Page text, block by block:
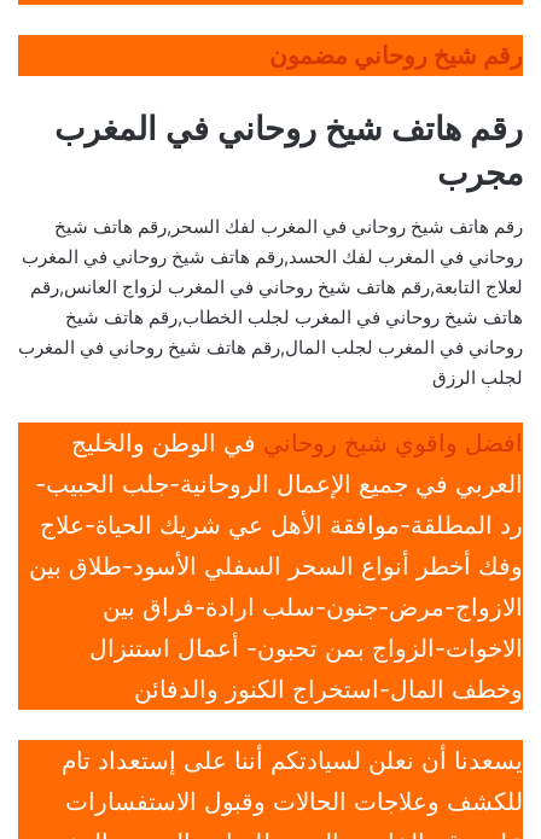
رقم شيخ روحاني مضمون
رقم هاتف شيخ روحاني في المغرب
مجرب
رقم هاتف شيخ روحاني في المغرب لفك السحر,رقم هاتف شيخ
روحاني في المغرب لفك الحسد,رقم هاتف شيخ روحاني في المغرب
لعلاج التابعة,رقم هاتف شيخ روحاني في المغرب لزواج العانس,رقم
هاتف شيخ روحاني في المغرب لجلب الخطاب,رقم هاتف شيخ
روحاني في المغرب لجلب المال,رقم هاتف شيخ روحاني في المغرب
لجلب الرزق
افضل واقوي شيخ روحاني في الوطن والخليج
العربي في جميع الإعمال الروحانية-جلب الحبيب-
رد المطلقة-موافقة الأهل عي شريك الحياة-علاج
وفك أخطر أنواع السحر السفلي الأسود-طلاق بين
الازواج-مرض-جنون-سلب ارادة-فراق بين
الاخوات-الزواج بمن تحبون- أعمال استنزال
وخطف المال-استخراج الكنوز والدفائن
يسعدنا أن نعلن لسيادتكم أننا على إستعداد تام
للكشف وعلاجات الحالات وقبول الاستفسارات